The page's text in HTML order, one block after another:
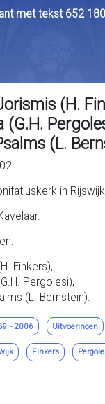
(H.
(G.H.
(L.
in Rijswijk.
Finkers),
Pergolesi),
(L. Bernstein).
- 2006 Uitvoeringen
Finkers
- Magnificat (J.